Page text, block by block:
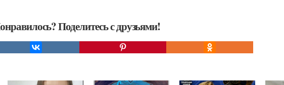
Поделитесь с друзьями!